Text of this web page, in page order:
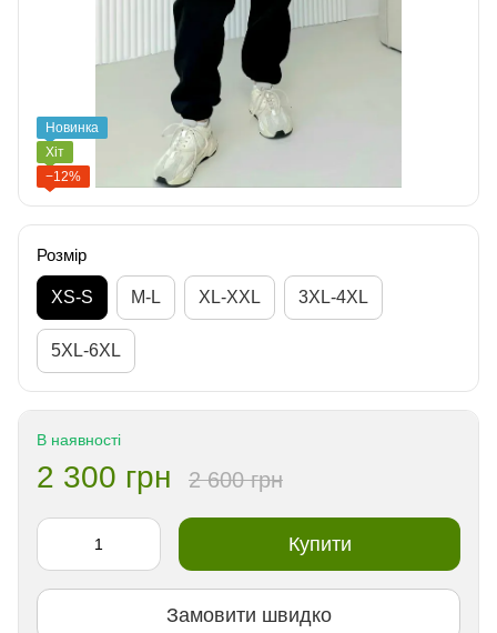
Новинка
Хіт
−12%
Розмір
XS-S M-L XL-XXL 3XL-4XL
5XL-6XL
В наявності
2 300 грн 2 600 грн
Купити
Замовити швидко